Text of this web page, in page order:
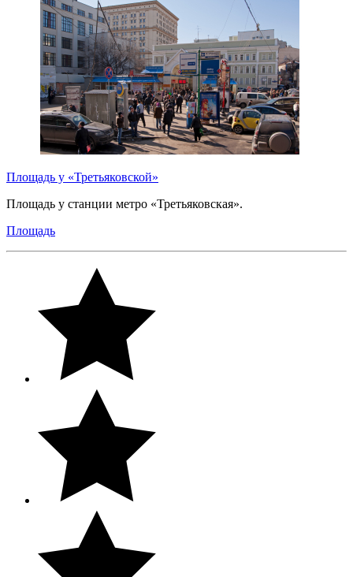
Площадь у «Третьяковской»
Площадь у станции метро «Третьяковская».
Площадь